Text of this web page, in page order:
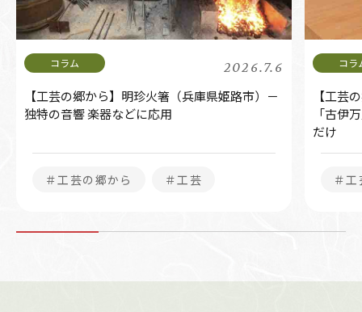
2026.7.6
【工芸の郷から】明珍火箸（兵庫県姫路市）－
独特の音響 楽器などに応用
＃工芸の郷から ＃工芸
【工芸
「古伊
だけ
＃